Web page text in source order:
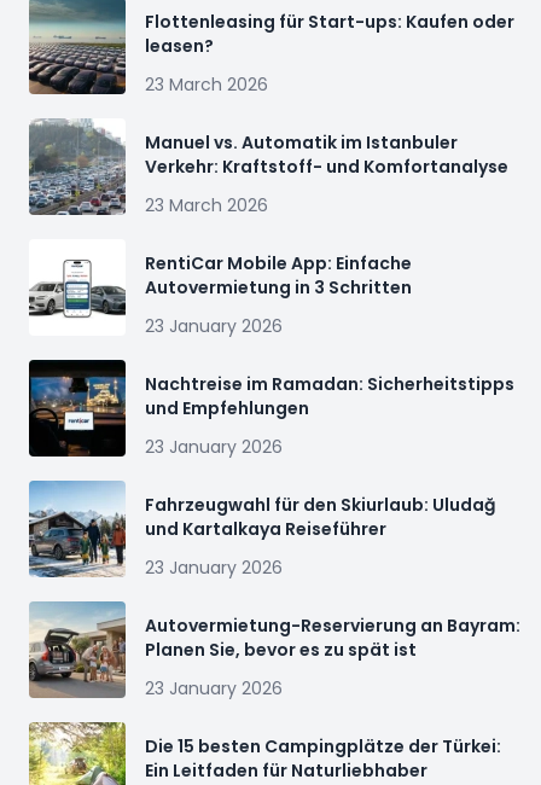
Flottenleasing für Start-ups: Kaufen oder
leasen?
23 March 2026
Manuel vs. Automatik im Istanbuler
Verkehr: Kraftstoff- und Komfortanalyse
23 March 2026
RentiCar Mobile App: Einfache
Autovermietung in 3 Schritten
23 January 2026
Nachtreise im Ramadan: Sicherheitstipps
und Empfehlungen
23 January 2026
Fahrzeugwahl für den Skiurlaub: Uludağ
und Kartalkaya Reiseführer
23 January 2026
Autovermietung-Reservierung an Bayram:
Planen Sie, bevor es zu spät ist
23 January 2026
Die 15 besten Campingplätze der Türkei:
Ein Leitfaden für Naturliebhaber